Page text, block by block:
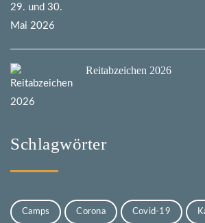
Reitabzeichen 2026
Schlagwörter
Camps Corona Covid-19